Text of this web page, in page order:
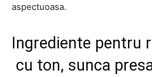
aspectuoasa.
Ingrediente pentru
cu ton, sunca